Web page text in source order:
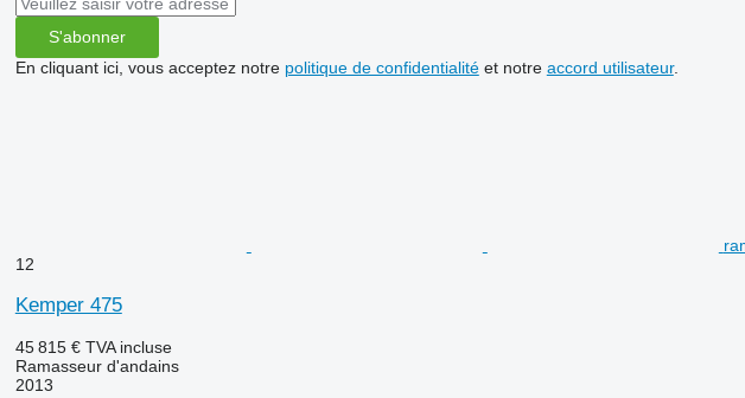
S'abonner
En cliquant ici, vous acceptez notre politique de confidentialitéet notre accord utilisateur.
12
Kemper 475
45 815 € TVA incluse
Ramasseur d'andains
2013